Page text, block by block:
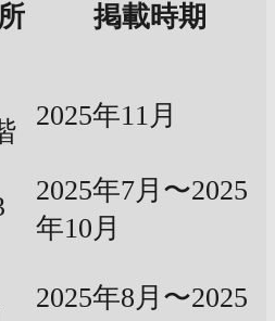
掲載時期
2025年11月
2025年7月〜2025
年10月
2025年8月〜2025